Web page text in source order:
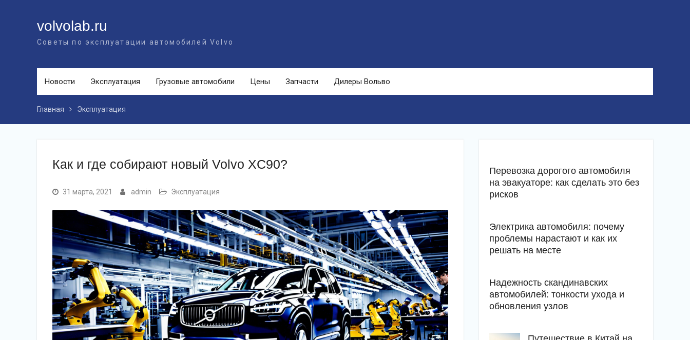
volvolab.ru
Советы по эксплуатации автомобилей Volvo
Новости Эксплуатация Грузовые автомобили Цены Запчасти Дилеры Вольво
Главная Эксплуатация
Как и где собирают новый Volvo XC90?
31 марта, 2021 admin Эксплуатация
Перевозка дорогого автомобиля
на эвакуаторе: как сделать это без
рисков
Электрика автомобиля: почему
проблемы нарастают и как их
решать на месте
Надежность скандинавских
автомобилей: тонкости ухода и
обновления узлов